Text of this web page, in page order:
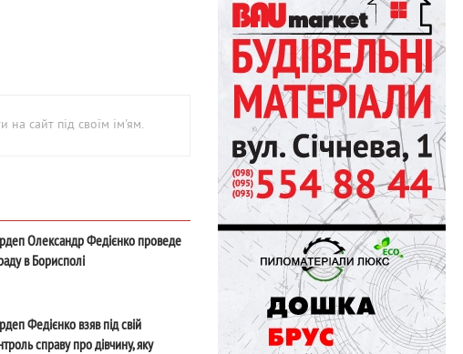
на сайт під своїм ім'ям.
Олександр Федієнко проведе
в Борисполі
Федієнко взяв під свій
справу про дівчину, яку